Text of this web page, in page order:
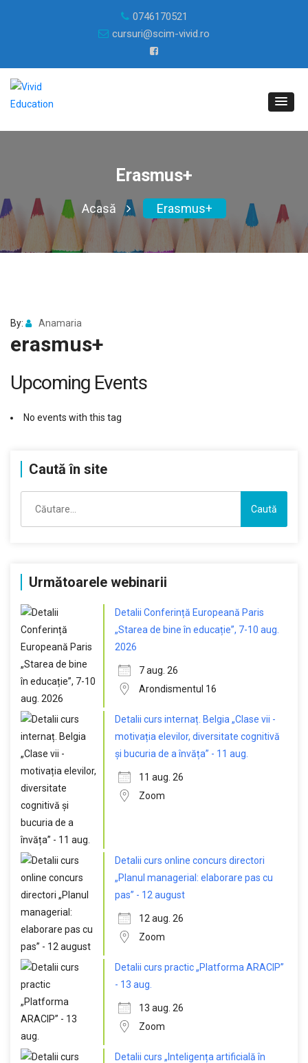
0746170521
cursuri@scim-vivid.ro
Erasmus+
Acasă Erasmus+
By: Anamaria
erasmus+
Upcoming Events
No events with this tag
Caută în site
după:
Următoarele webinarii
Detalii Conferință Europeană Paris
„Starea de bine în educație”, 7-10 aug.
2026
7 aug. 26
Arondismentul 16
Detalii curs internaț. Belgia „Clase vii -
motivația elevilor, diversitate cognitivă
și bucuria de a învăța” - 11 aug.
11 aug. 26
Zoom
Detalii curs online concurs directori
„Planul managerial: elaborare pas cu
pas” - 12 august
12 aug. 26
Zoom
Detalii curs practic „Platforma ARACIP”
- 13 aug.
13 aug. 26
Zoom
Detalii curs „Inteligența artificială în